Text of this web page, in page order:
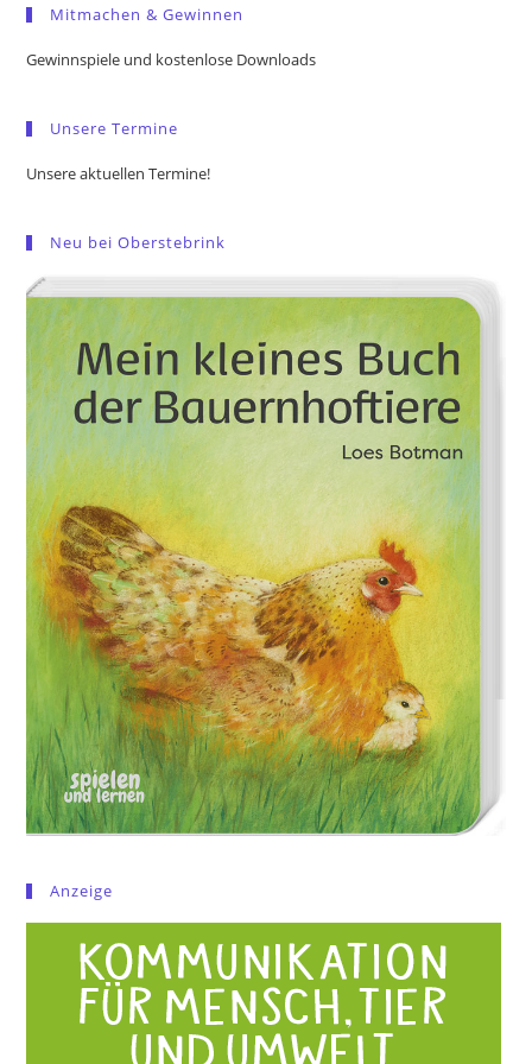
Mitmachen & Gewinnen
Gewinnspiele und kostenlose Downloads
Unsere Termine
Unsere aktuellen Termine!
Neu bei Oberstebrink
Anzeige